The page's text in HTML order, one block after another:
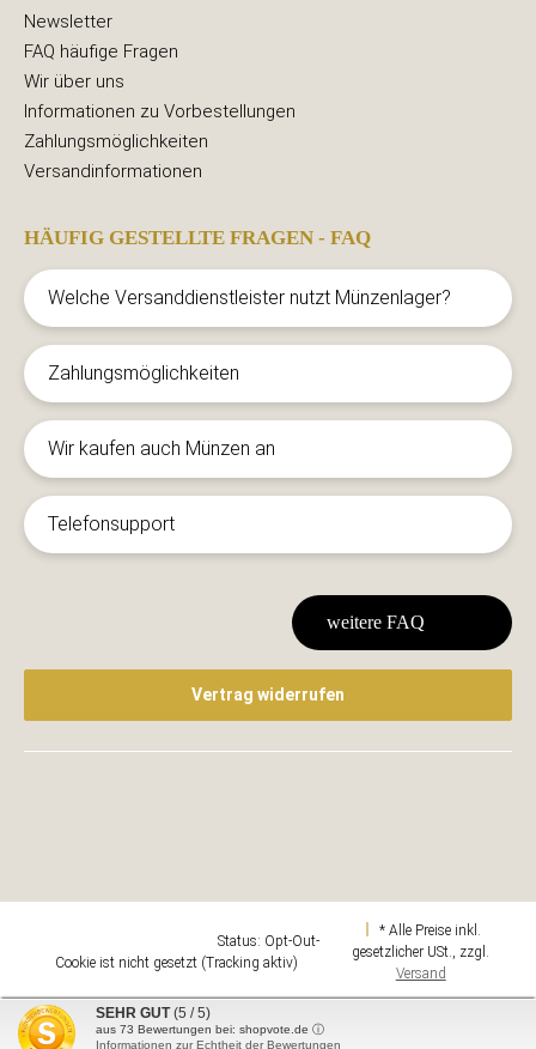
Newsletter
FAQ häufige Fragen
Wir über uns
Informationen zu Vorbestellungen
Zahlungsmöglichkeiten
Versandinformationen
HÄUFIG GESTELLTE FRAGEN - FAQ
Welche Versanddienstleister nutzt Münzenlager?
Zahlungsmöglichkeiten
Wir kaufen auch Münzen an
Telefonsupport
weitere FAQ
Vertrag widerrufen
Status: Opt-Out-
Cookie ist nicht gesetzt (Tracking aktiv)
* Alle Preise inkl.
gesetzlicher USt., zzgl.
Versand
Design & Umsetzung
Powered byJTL-Shop
SEHR GUT (5 / 5)
aus 73 Bewertungen bei: shopvote.de ⓘ
Informationen zur Echtheit der Bewertungen